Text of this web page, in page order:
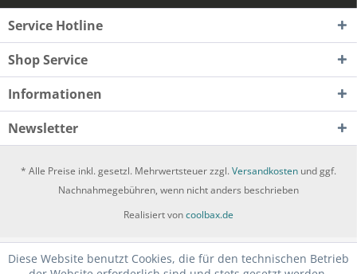
Service Hotline
Shop Service
Informationen
Newsletter
* Alle Preise inkl. gesetzl. Mehrwertsteuer zzgl. Versandkosten und ggf.
Nachnahmegebühren, wenn nicht anders beschrieben
Realisiert voncoolbax.de
Diese Website benutzt Cookies, die für den technischen Betrieb